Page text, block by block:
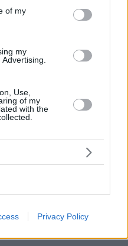
of my
my
Use,
of my
with the
Privacy Policy
Κοινοποιήστε
Επόμενη
Πρωινός Τύπος Δρ.
για